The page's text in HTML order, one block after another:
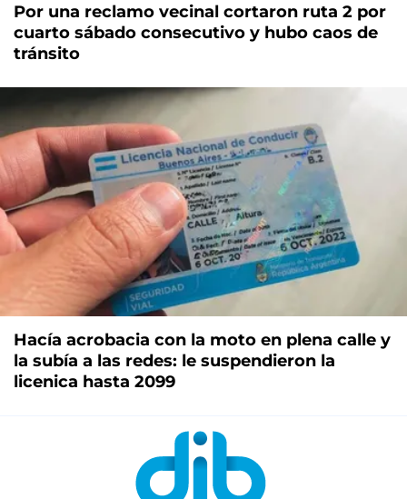
Por una reclamo vecinal cortaron ruta 2 por
cuarto sábado consecutivo y hubo caos de
tránsito
Hacía acrobacia con la moto en plena calle y
la subía a las redes: le suspendieron la
licenica hasta 2099